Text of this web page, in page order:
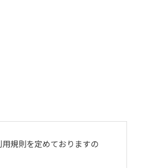
規則を定めておりますの